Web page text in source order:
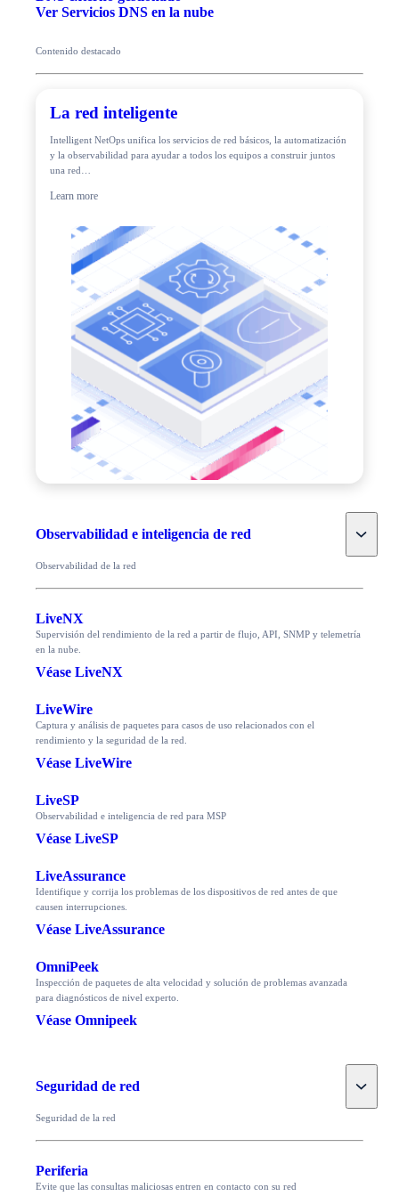
Ver Servicios DNS en la nube
Contenido destacado
La red inteligente
Intelligent NetOps unifica los servicios de red básicos, la automatización
y la observabilidad para ayudar a todos los equipos a construir juntos
una red…
Learn more
Observabilidad e inteligencia de red Toggle
Observabilidad de la red
LiveNX
Supervisión del rendimiento de la red a partir de flujo, API, SNMP y telemetría
en la nube.
Véase LiveNX
LiveWire
Captura y análisis de paquetes para casos de uso relacionados con el
rendimiento y la seguridad de la red.
Véase LiveWire
LiveSP
Observabilidad e inteligencia de red para MSP
Véase LiveSP
LiveAssurance
Identifique y corrija los problemas de los dispositivos de red antes de que
causen interrupciones.
Véase LiveAssurance
OmniPeek
Inspección de paquetes de alta velocidad y solución de problemas avanzada
para diagnósticos de nivel experto.
Véase Omnipeek
Seguridad de red Toggle
Seguridad de la red
Periferia
Evite que las consultas maliciosas entren en contacto con su red